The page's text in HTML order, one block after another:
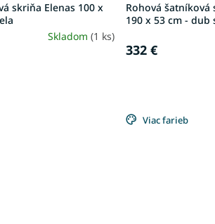
skriňa Elenas 100 x
Skladom(1 ks)
Rohová šatníková
190 x 53 cm - dub
332 €
Viac farieb